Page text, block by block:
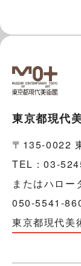
東京都現代
〒135-0022
TEL：03-
またはハロー
050-5541-
東京都現代美